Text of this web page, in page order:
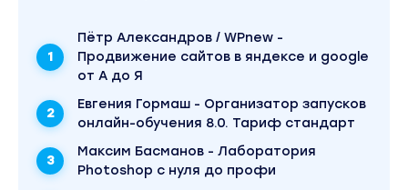
Пётр Александров / WPnew -
Продвижение сайтов в яндексе и google
от А до Я
Евгения Гормаш - Организатор запусков
онлайн-обучения 8.0. Тариф стандарт
Максим Басманов - Лаборатория
Photoshop с нуля до профи